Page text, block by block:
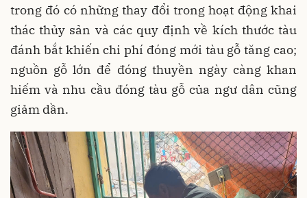
trong đó có những thay đổi trong hoạt động khai
thác thủy sản và các quy định về kích thước tàu
đánh bắt khiến chi phí đóng mới tàu gỗ tăng cao;
nguồn gỗ lớn để đóng thuyền ngày càng khan
hiếm và nhu cầu đóng tàu gỗ của ngư dân cũng
giảm dần.